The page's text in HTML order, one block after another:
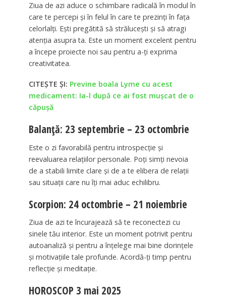
Ziua de azi aduce o schimbare radicală în modul în
care te percepi și în felul în care te prezinți în fața
celorlalți. Ești pregătită să strălucești și să atragi
atenția asupra ta. Este un moment excelent pentru
a începe proiecte noi sau pentru a-ți exprima
creativitatea.
CITEȘTE ȘI: Previne boala Lyme cu acest
medicament: Ia-l după ce ai fost mușcat de o
căpușă
Balanță: 23 septembrie – 23 octombrie
Este o zi favorabilă pentru introspecție și
reevaluarea relațiilor personale. Poți simți nevoia
de a stabili limite clare și de a te elibera de relații
sau situații care nu îți mai aduc echilibru.
Scorpion: 24 octombrie – 21 noiembrie
Ziua de azi te încurajează să te reconectezi cu
sinele tău interior. Este un moment potrivit pentru
autoanaliză și pentru a înțelege mai bine dorințele
și motivațiile tale profunde. Acordă-ți timp pentru
reflecție și meditație.
HOROSCOP 3 mai 2025